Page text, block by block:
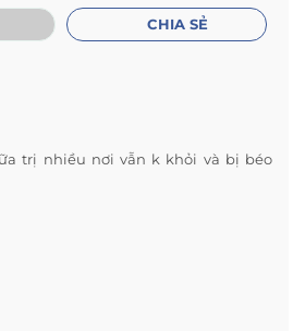
CHIA SẺ
trị nhiều nơi vẫn k khỏi và bị béo